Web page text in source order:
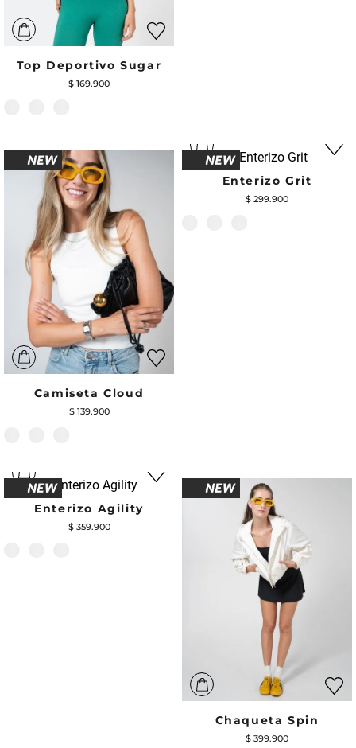
Top Deportivo Sugar
$ 169.900
Camiseta Cloud
$ 139.900
Enterizo Grit
$ 299.900
Enterizo Agility
$ 359.900
Chaqueta Spin
$ 399.900